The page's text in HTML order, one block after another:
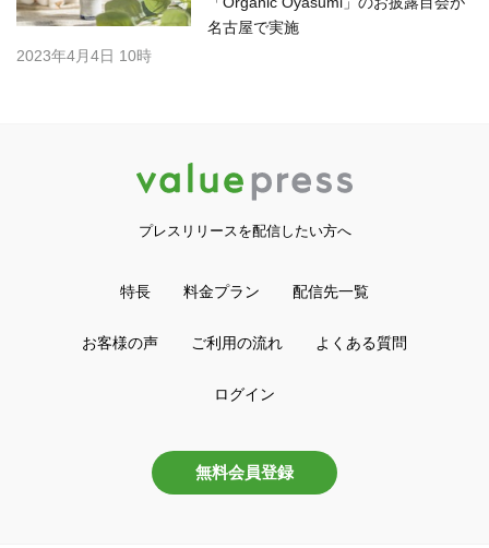
名古屋で実施
2023年4月4日 10時
プレスリリースを配信したい方へ
特長 料金プラン 配信先一覧
お客様の声 ご利用の流れ よくある質問
ログイン
無料会員登録